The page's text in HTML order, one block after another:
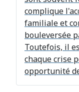
complique
familiale et
bouleversée
Toutefois, il
chaque crise
opportunité